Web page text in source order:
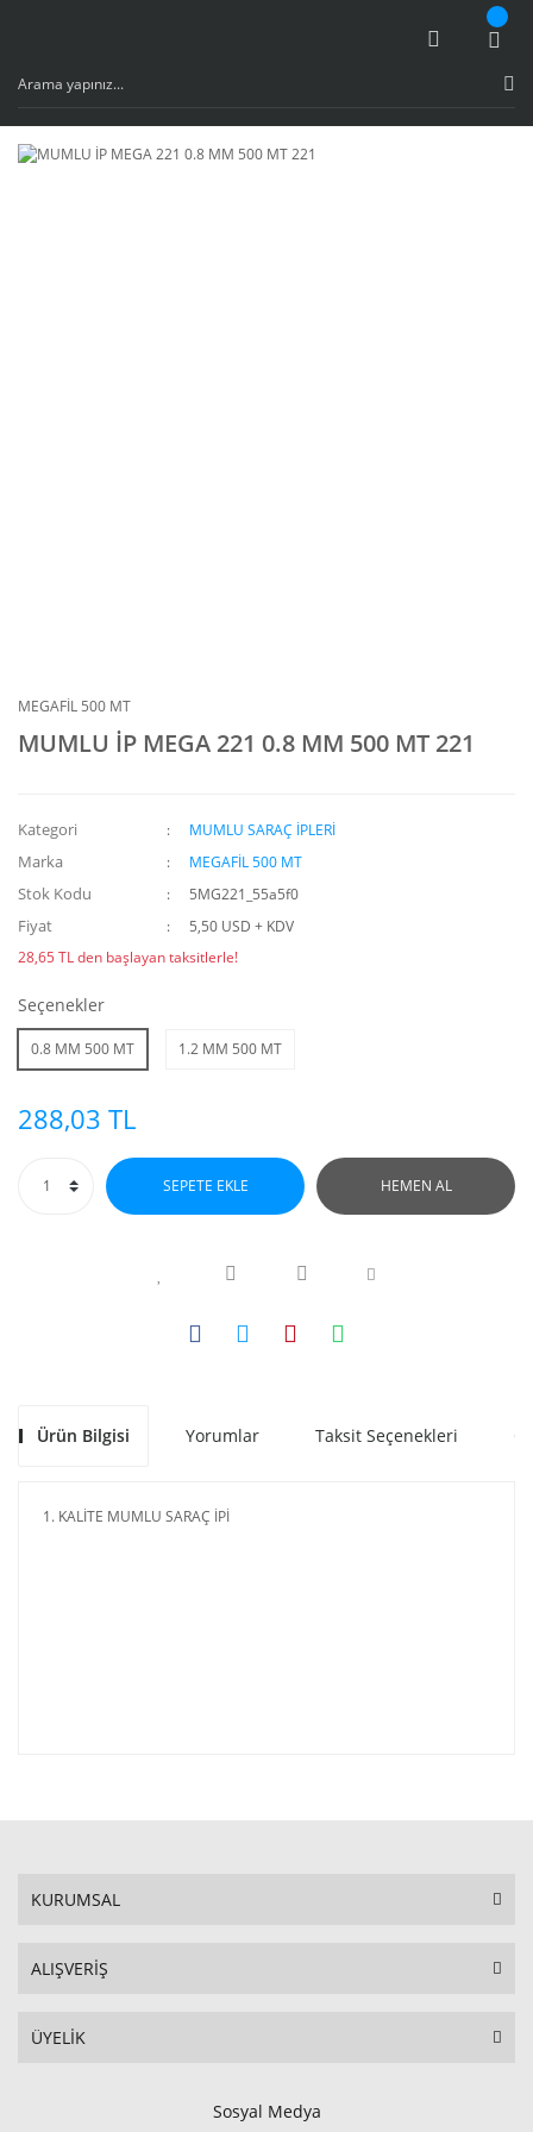
MEGAFİL 500 MT
MUMLU İP MEGA 221 0.8 MM 500 MT 221
Kategori MUMLU SARAÇ İPLERİ
Marka MEGAFİL 500 MT
Stok Kodu 5MG221_55a5f0
Fiyat
5,50 USD + KDV
28,65 TL den başlayan taksitlerle!
Seçenekler
0.8 MM 500 MT 1.2 MM 500 MT
288,03 TL
SEPETE EKLE HEMEN AL
Ürün Bilgisi Yorumlar Taksit Seçenekleri
1. KALİTE MUMLU SARAÇ İPİ
KURUMSAL
ALIŞVERİŞ
ÜYELİK
Sosyal Medya